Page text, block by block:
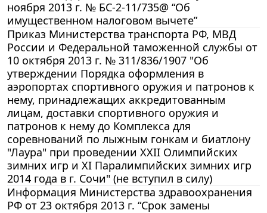
ноября 2013 г. № БС-2-11/735@ “Об
имущественном налоговом вычете”
Приказ Министерства транспорта РФ, МВД
России и Федеральной таможенной службы от
10 октября 2013 г. № 311/836/1907 "Об
утверждении Порядка оформления в
аэропортах спортивного оружия и патронов к
нему, принадлежащих аккредитованным
лицам, доставки спортивного оружия и
патронов к нему до Комплекса для
соревнований по лыжным гонкам и биатлону
"Лаура" при проведении XXII Олимпийских
зимних игр и XI Паралимпийских зимних игр
2014 года в г. Сочи" (не вступил в силу)
Информация Министерства здравоохранения
РФ от 23 октября 2013 г. “Срок замены